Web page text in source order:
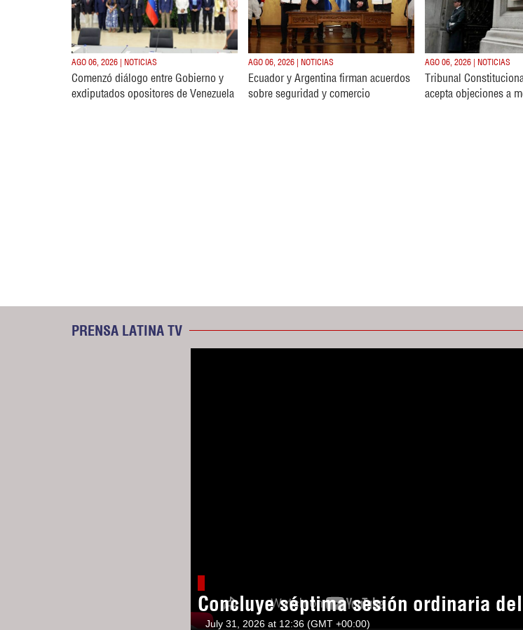
AGO 06, 2026 | NOTICIAS
Comenzó diálogo entre Gobierno y
exdiputados opositores de Venezuela
AGO 06, 2026 | NOTICIAS
Ecuador y Argentina firman acuerdos
sobre seguridad y comercio
AGO 06, 2026 | NOTICIAS
Tribunal
acepta objeciones a
PRENSA LATINA TV
Concluye séptima sesión ordinaria
July 31, 2026 at 12:36 (GMT +00:00)